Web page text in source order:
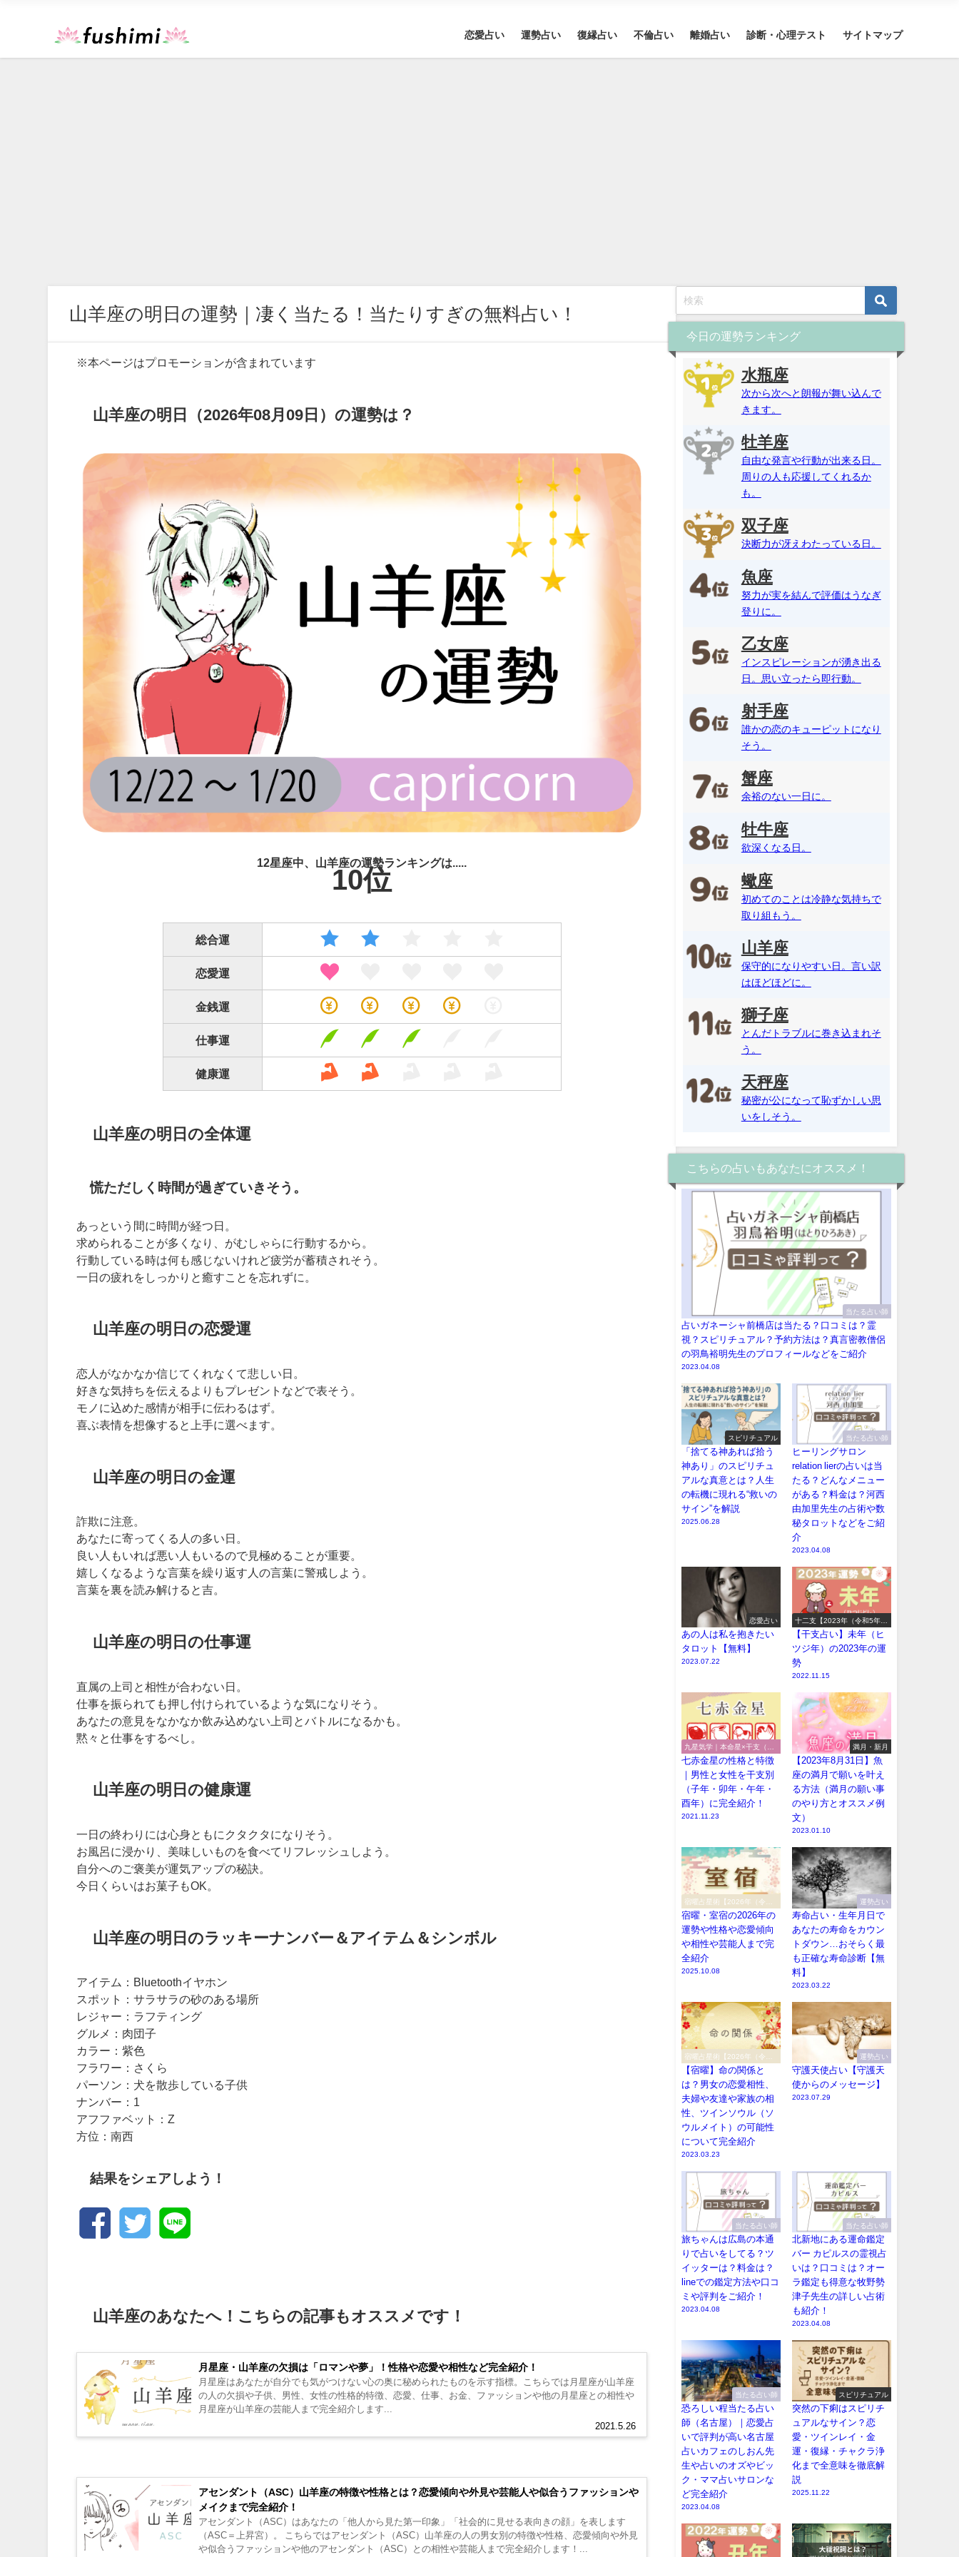
恋愛占い 運勢占い 復縁占い 不倫占い 離婚占い 診断・心理テスト サイトマップ
山羊座の明日の運勢｜凄く当たる！当たりすぎの無料占い！
※本ページはプロモーションが含まれています
山羊座の明日（2026年08月09日）の運勢は？
12星座中、山羊座の運勢ランキングは.....
10位
総合運
恋愛運
金銭運
仕事運
健康運
山羊座の明日の全体運
慌ただしく時間が過ぎていきそう。
あっという間に時間が経つ日。
求められることが多くなり、がむしゃらに行動するから。
行動している時は何も感じないけれど疲労が蓄積されそう。
一日の疲れをしっかりと癒すことを忘れずに。
山羊座の明日の恋愛運
恋人がなかなか信じてくれなくて悲しい日。
好きな気持ちを伝えるよりもプレゼントなどで表そう。
モノに込めた感情が相手に伝わるはず。
喜ぶ表情を想像すると上手に選べます。
山羊座の明日の金運
詐欺に注意。
あなたに寄ってくる人の多い日。
良い人もいれば悪い人もいるので見極めることが重要。
嬉しくなるような言葉を繰り返す人の言葉に警戒しよう。
言葉を裏を読み解けると吉。
山羊座の明日の仕事運
直属の上司と相性が合わない日。
仕事を振られても押し付けられているような気になりそう。
あなたの意見をなかなか飲み込めない上司とバトルになるかも。
黙々と仕事をするべし。
山羊座の明日の健康運
一日の終わりには心身ともにクタクタになりそう。
お風呂に浸かり、美味しいものを食べてリフレッシュしよう。
自分へのご褒美が運気アップの秘訣。
今日くらいはお菓子もOK。
山羊座の明日のラッキーナンバー＆アイテム＆シンボル
アイテム：Bluetoothイヤホン
スポット：サラサラの砂のある場所
レジャー：ラフティング
グルメ：肉団子
カラー：紫色
フラワー：さくら
パーソン：犬を散歩している子供
ナンバー：1
アフファベット：Z
方位：南西
結果をシェアしよう！
山羊座のあなたへ！こちらの記事もオススメです！
月星座・山羊座の欠損は「ロマンや夢」！性格や恋愛や相性など完全紹介！
2021.5.26
月星座はあなたが自分でも気がつけない心の奥に秘められたものを示す指標。こちらでは月星座が山羊座
の人の欠損や子供、男性、女性の性格的特徴、恋愛、仕事、お金、ファッションや他の月星座との相性や
月星座が山羊座の芸能人まで完全紹介します...
アセンダント（ASC）山羊座の特徴や性格とは？恋愛傾向や外見や芸能人や似合うファッションや
メイクまで完全紹介！
アセンダント（ASC）はあなたの「他人から見た第一印象」「社会的に見せる表向きの顔」を表します
（ASC＝上昇宮）。 こちらではアセンダント（ASC）山羊座の人の男女別の特徴や性格、恋愛傾向や外見
や似合うファッションや他のアセンダント（ASC）との相性や芸能人まで完全紹介します！...
今日の運勢ランキング
水瓶座
次から次へと朗報が舞い込んで
きます。
牡羊座
自由な発言や行動が出来る日。
周りの人も応援してくれるか
も。
双子座
決断力が冴えわたっている日。
魚座
努力が実を結んで評価はうなぎ
登りに。
乙女座
インスピレーションが湧き出る
日。思い立ったら即行動。
射手座
誰かの恋のキューピットになり
そう。
蟹座
余裕のない一日に。
牡牛座
欲深くなる日。
蠍座
初めてのことは冷静な気持ちで
取り組もう。
山羊座
保守的になりやすい日。言い訳
はほどほどに。
獅子座
とんだトラブルに巻き込まれそ
う。
天秤座
秘密が公になって恥ずかしい思
いをしそう。
こちらの占いもあなたにオススメ！
当たる占い師
占いガネーシャ前橋店は当たる？口コミは？霊
視？スピリチュアル？予約方法は？真言密教僧侶
の羽鳥裕明先生のプロフィールなどをご紹介
2023.04.08
スピリチュアル
「捨てる神あれば拾う
神あり」のスピリチュ
アルな真意とは？人生
の転機に現れる“救いの
サイン”を解説
2025.06.28
当たる占い師
ヒーリングサロン
relation lierの占いは当
たる？どんなメニュー
がある？料金は？河西
由加里先生の占術や数
秘タロットなどをご紹
介
2023.04.08
恋愛占い
あの人は私を抱きたい
タロット【無料】
2023.07.22
十二支【2023年（令和5年）
の運勢】
【干支占い】未年（ヒ
ツジ年）の2023年の運
勢
2022.11.15
九星気学｜本命星×干支（十
二支）別の性格や特徴
七赤金星の性格と特徴
｜男性と女性を干支別
（子年・卯年・午年・
酉年）に完全紹介！
2021.11.23
満月・新月
【2023年8月31日】魚
座の満月で願いを叶え
る方法（満月の願い事
のやり方とオススメ例
文）
2023.01.10
宿曜占星術【2026年（令和8
年）】
宿曜・室宿の2026年の
運勢や性格や恋愛傾向
や相性や芸能人まで完
全紹介
2025.10.08
運勢占い
寿命占い・生年月日で
あなたの寿命をカウン
トダウン…おそらく最
も正確な寿命診断【無
料】
2023.03.22
宿曜占星術【2026年（令和8
年）】
【宿曜】命の関係と
は？男女の恋愛相性、
夫婦や友達や家族の相
性、ツインソウル（ソ
ウルメイト）の可能性
について完全紹介
2023.03.23
運勢占い
守護天使占い【守護天
使からのメッセージ】
2023.07.29
当たる占い師
旅ちゃんは広島の本通
りで占いをしてる？ツ
イッターは？料金は？
lineでの鑑定方法や口コ
ミや評判をご紹介！
2023.04.08
当たる占い師
北新地にある運命鑑定
バー カピルスの霊視占
いは？口コミは？オー
ラ鑑定も得意な牧野勢
津子先生の詳しい占術
も紹介！
2023.04.08
当たる占い師
恐ろしい程当たる占い
師（名古屋）｜恋愛占
いで評判が高い名古屋
占いカフェのしおん先
生や占いのオズやビッ
ク・ママ占いサロンな
ど完全紹介
2023.04.08
スピリチュアル
突然の下痢はスピリチ
ュアルなサイン？恋
愛・ツインレイ・金
運・復縁・チャクラ浄
化まで全意味を徹底解
説
2025.11.22